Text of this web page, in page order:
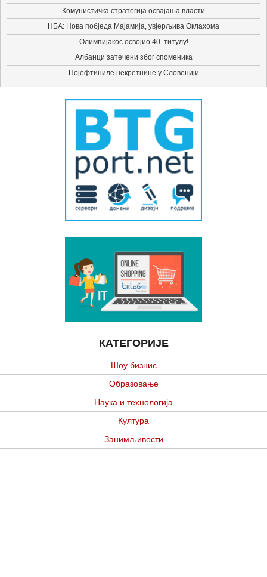
Комунистичка стратегија освајања власти
НБА: Нова побједа Мајамија, увјерљива Оклахома
Олимпијакос освојио 40. титулу!
Албанци затечени због споменика
Појефтиниле некретнине у Словенији
КАТЕГОРИЈЕ
Шоу бизнис
Образовање
Наука и технологија
Култура
Занимљивости